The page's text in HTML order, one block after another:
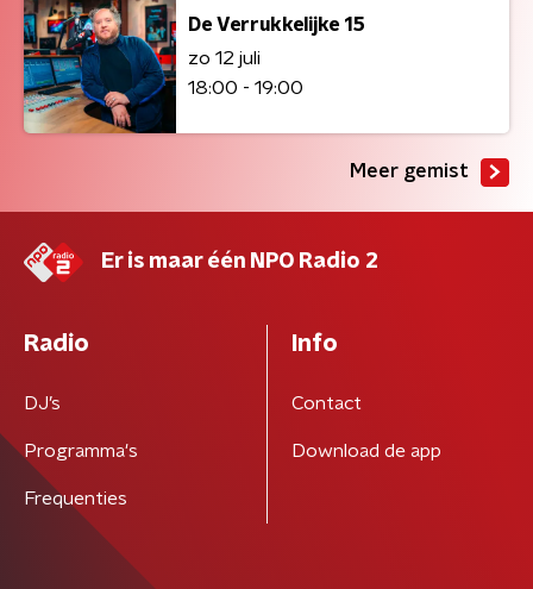
De Verrukkelijke 15
zo 12 juli
18:00 - 19:00
Meer gemist
Er is maar één NPO Radio 2
Radio
DJ’s
Programma's
Frequenties
Info
Contact
Download de app